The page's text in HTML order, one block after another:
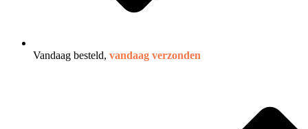
Vandaag besteld, vandaag verzonden